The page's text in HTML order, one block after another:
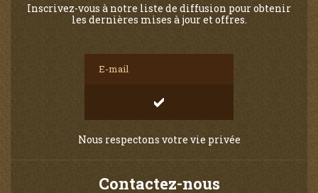
Inscrivez-vous à notre liste de diffusion pour obtenir
les dernières mises à jour et offres.
Nous respectons votre vie privée
Contactez-nous